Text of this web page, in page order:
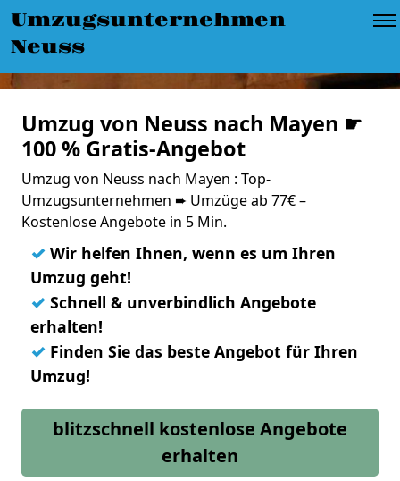
Umzugsunternehmen
Neuss
Umzug von Neuss nach Mayen ☛
100 % Gratis-Angebot
Umzug von Neuss nach Mayen : Top-
Umzugsunternehmen ➨ Umzüge ab 77€ –
Kostenlose Angebote in 5 Min.
✓ Wir helfen Ihnen, wenn es um Ihren
Umzug geht!
✓ Schnell & unverbindlich Angebote
erhalten!
✓ Finden Sie das beste Angebot für Ihren
Umzug!
blitzschnell kostenlose Angebote
erhalten